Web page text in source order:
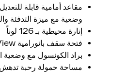
وضعية مع ميزة التدفئة
إنارة محيطية بـ 126 لوناً
فتحة سقف بانورامية UltraView
براد الكونسول مع وضعية
مساحة حمولة رحبة تدهش